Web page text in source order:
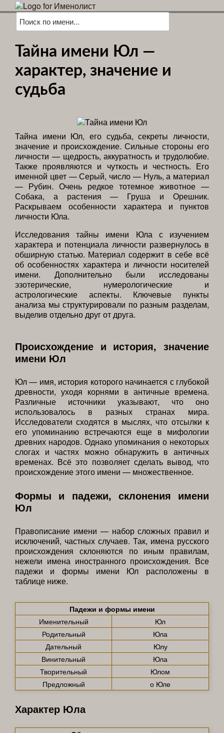
Тайна имени Юл —
характер, значение и
судьба
Тайна имени Юл, его судьба, секреты личности,
значение и происхождение. Сильные стороны его
личности — щедрость, аккуратность и трудолюбие.
Также проявляются и чуткость и честность. Его
именной цвет — Серый, число — Нуль, а материал
— Рубин. Очень редкое тотемное животное —
Собака, а растения — Груша и Орешник.
Раскрываем особенности характера и пунктов
личности Юла.
Исследования тайны имени Юла с изучением
характера и потенциала личности развернулось в
обширную статью. Материал содержит в себе всё
об особенностях характера и личности носителей
имени. Дополнительно были исследованы
эзотерические, нумерологические и
астрологические аспекты. Ключевые пункты
анализа мы структурировали по разным разделам,
выделив отдельно друг от друга.
Происхождение и история, значение
имени Юл
Юл — имя, история которого начинается с глубокой
древности, уходя корнями в античные времена.
Различные источники указывают, что оно
использовалось в разных странах мира.
Исследователи сходятся в мыслях, что отсылки к
его упоминанию встречаются еще в мифологии
древних народов. Однако упоминания о некоторых
слогах и частях можно обнаружить в античных
временах. Всё это позволяет сделать вывод, что
происхождение этого имени — множественное.
Формы и падежи, склонения имени
Юл
Правописание имени — набор сложных правил и
исключений, частных случаев. Так, имена русского
происхождения склоняются по иным правилам,
нежели имена иностранного происхождения. Все
падежи и формы имени Юл расположены в
таблице ниже.
Падежи и формы имени
Именительный
Юл
Родительный
Юла
Дательный
Юлу
Винительный
Юла
Творительный
Юлом
Предложный
о Юле
Характер Юла